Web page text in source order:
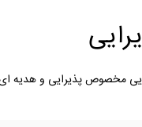
مخصوص پذیرایی و هدیه